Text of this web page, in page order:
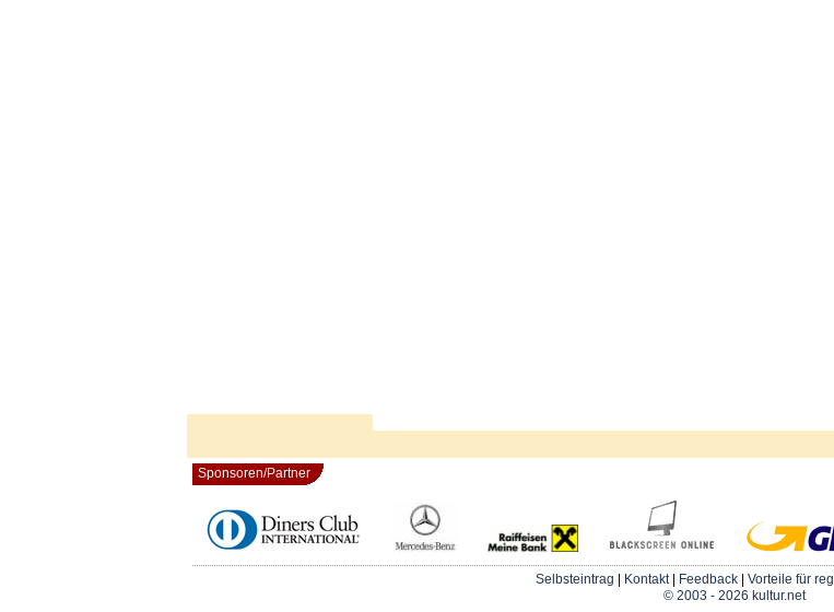
Sponsoren/Partner
Selbsteintrag Kontakt| Feedback| Vorteile für
© 2003 - 2026 kultur.net